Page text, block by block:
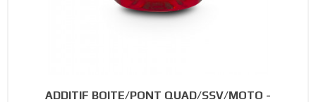
ADDITIF BOITE/PONT QUAD/SSV/MOTO -